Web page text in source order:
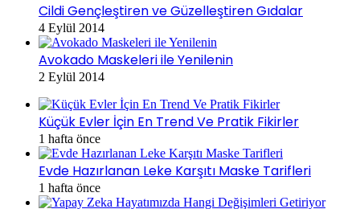
Cildi Gençleştiren ve Güzelleştiren Gıdalar
4 Eylül 2014
Avokado Maskeleri ile Yenilenin
2 Eylül 2014
Küçük Evler İçin En Trend Ve Pratik Fikirler
1 hafta önce
Evde Hazırlanan Leke Karşıtı Maske Tarifleri
1 hafta önce